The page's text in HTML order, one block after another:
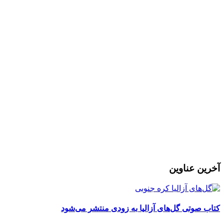
آخرین عناوین
کتاب صوتی گل‌های آزالیا به زودی منتشر می‌شود